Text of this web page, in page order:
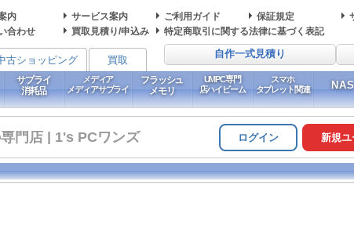
内 サービス案内 ご利用ガイド 保証規定
合わせ 買取見積り/申込み 特定商取引に関する法律に基づく表記
自作一式見積り
古ショッピング 買取
サプライ
消耗品
メディア
メディアサプライ
フラッシュ
メモリ
UMPC専門
店ハイビーム
スマホ
タブレット関連
NAS
門店 | 1's PCワンズ ログイン 新規ユ